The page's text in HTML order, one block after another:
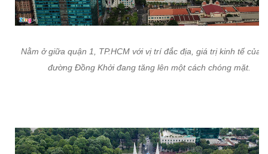
Nằm ở giữa quận 1, TP.HCM với vị trí đắc địa, giá trị kinh tế của
đường Đồng Khởi đang tăng lên một cách chóng mặt.